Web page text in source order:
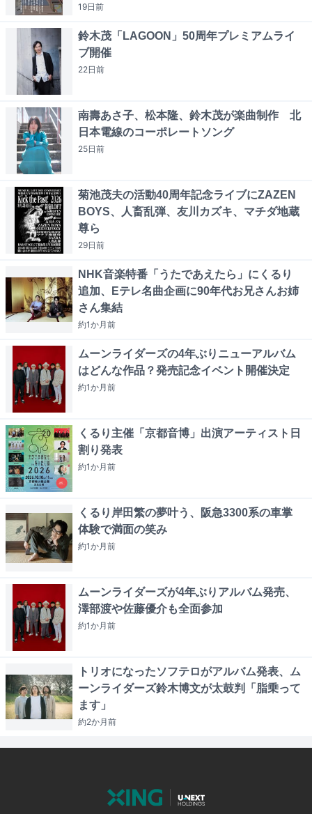
19日前
鈴木茂「LAGOON」50周年プレミアムライ
ブ開催
22日前
南壽あさ子、松本隆、鈴木茂が楽曲制作 北
日本電線のコーポレートソング
25日前
菊池茂夫の活動40周年記念ライブにZAZEN
BOYS、人畜乱弾、友川カズキ、マチダ地蔵
尊ら
29日前
NHK音楽特番「うたであえたら」にくるり
追加、Eテレ名曲企画に90年代お兄さんお姉
さん集結
約1か月前
ムーンライダーズの4年ぶりニューアルバム
はどんな作品？発売記念イベント開催決定
約1か月前
くるり主催「京都音博」出演アーティスト日
割り発表
約1か月前
くるり岸田繁の夢叶う、阪急3300系の車掌
体験で満面の笑み
約1か月前
ムーンライダーズが4年ぶりアルバム発売、
澤部渡や佐藤優介も全面参加
約1か月前
トリオになったソフテロがアルバム発表、ム
ーンライダーズ鈴木博文が太鼓判「脂乗って
ます」
約2か月前